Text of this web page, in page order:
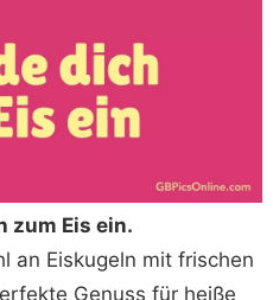
zum Eis ein.
an Eiskugeln mit frischen
Genuss für heiße